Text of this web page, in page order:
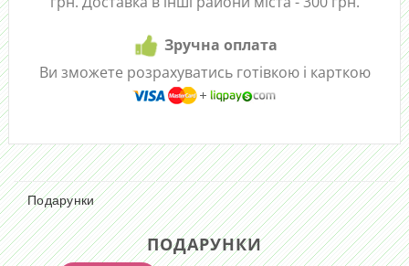
Зручна оплата
Ви зможете розрахуватись готівкою і карткою
Подарунки
ПОДАРУНКИ